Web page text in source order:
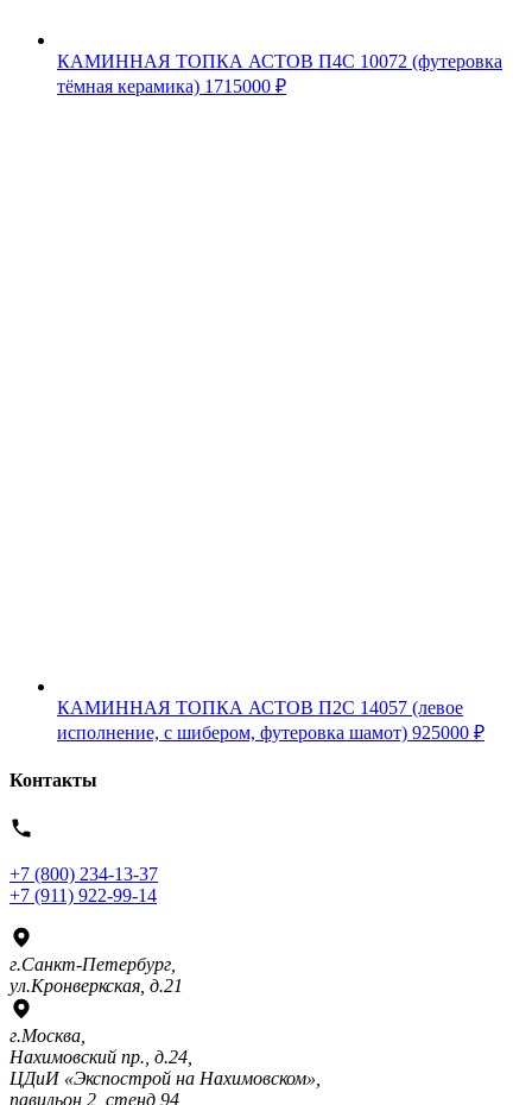
КАМИННАЯ ТОПКА АСТОВ П4С 10072 (футеровка
тёмная керамика) 1715000 ₽
КАМИННАЯ ТОПКА АСТОВ П2С 14057 (левое
исполнение, с шибером, футеровка шамот) 925000 ₽
Контакты
+7 (800) 234-13-37
+7 (911) 922-99-14
г.Санкт-Петербург,
ул.Кронверкская, д.21
г.Москва,
Нахимовский пр., д.24,
ЦДиИ «Экспострой на Нахимовском»,
павильон 2, стенд 94